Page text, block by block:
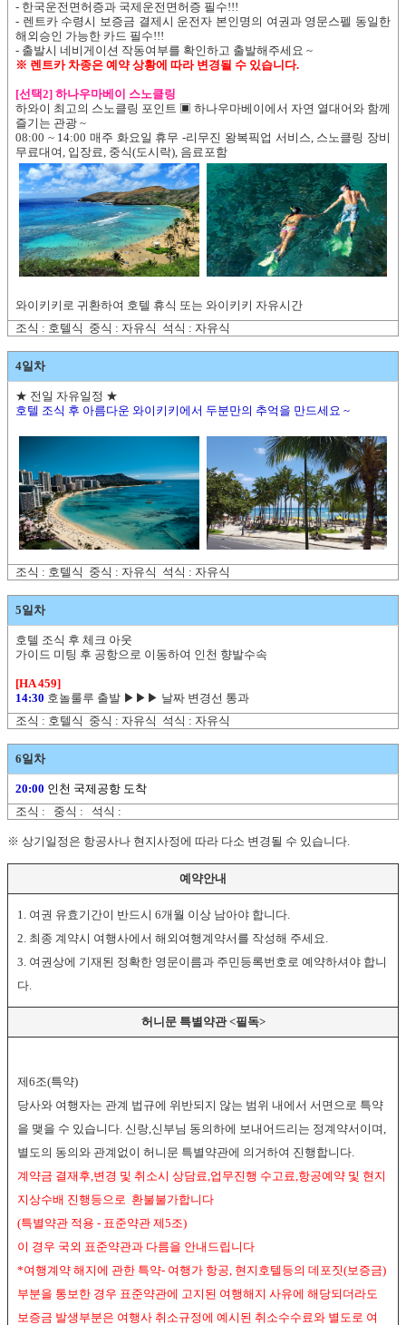
- 한국운전면허증과 국제운전면허증 필수!!!
- 렌트카 수령시 보증금 결제시 운전자 본인명의 여권과 영문스펠 동일한
해외승인 가능한 카드 필수!!!
- 출발시 네비게이션 작동여부를 확인하고 출발해주세요 ~
※ 렌트카 차종은 예약 상황에 따라 변경될 수 있습니다.
[선택2] 하나우마베이 스노클링
하와이 최고의 스노클링 포인트 ▣ 하나우마베이에서 자연 열대어와 함께
즐기는 관광 ~
08:00 ~ 14:00 매주 화요일 휴무 -리무진 왕복픽업 서비스, 스노클링 장비
무료대여, 입장료, 중식(도시락), 음료포함
와이키키로 귀환하여 호텔 휴식 또는 와이키키 자유시간
조식 : 호텔식 중식 : 자유식 석식 : 자유식
4일차
★ 전일 자유일정 ★
호텔 조식 후 아름다운 와이키키에서 두분만의 추억을 만드세요 ~
조식 : 호텔식 중식 : 자유식 석식 : 자유식
5일차
호텔 조식 후 체크 아웃
가이드 미팅 후 공항으로 이동하여 인천 향발수속
[HA 459]
14:30 호놀룰루 출발 ▶▶▶ 날짜 변경선 통과
조식 : 호텔식 중식 : 자유식 석식 : 자유식
6일차
20:00 인천 국제공항 도착
조식 : 중식 : 석식 :
※ 상기일정은 항공사나 현지사정에 따라 다소 변경될 수 있습니다.
예약안내
1. 여권 유효기간이 반드시 6개월 이상 남아야 합니다.
2. 최종 계약시 여행사에서 해외여행계약서를 작성해 주세요.
3. 여권상에 기재된 정확한 영문이름과 주민등록번호로 예약하셔야 합니
다.
허니문 특별약관 <필독>
제6조(특약)
당사와 여행자는 관계 법규에 위반되지 않는 범위 내에서 서면으로 특약
을 맺을 수 있습니다. 신랑,신부님 동의하에 보내어드리는 정계약서이며,
별도의 동의와 관계없이 허니문 특별약관에 의거하여 진행합니다.
계약금 결재후,변경 및 취소시 상담료,업무진행 수고료,항공예약 및 현지
지상수배 진행등으로 환불불가합니다
(특별약관 적용 - 표준약관 제5조)
이 경우 국외 표준약관과 다름을 안내드립니다
*여행계약 해지에 관한 특약- 여행가 항공, 현지호텔등의 데포짓(보증금)
부분을 통보한 경우 표준약관에 고지된 여행해지 사유에 해당되더라도
보증금 발생부분은 여행사 취소규정에 예시된 취소수수료와 별도로 여